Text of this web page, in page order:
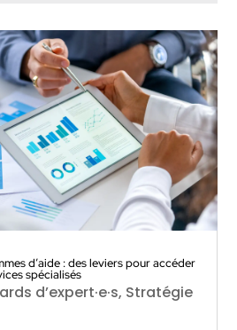
d’aide : des leviers pour accéder
spécialisés
d’expert·e·s, Stratégie